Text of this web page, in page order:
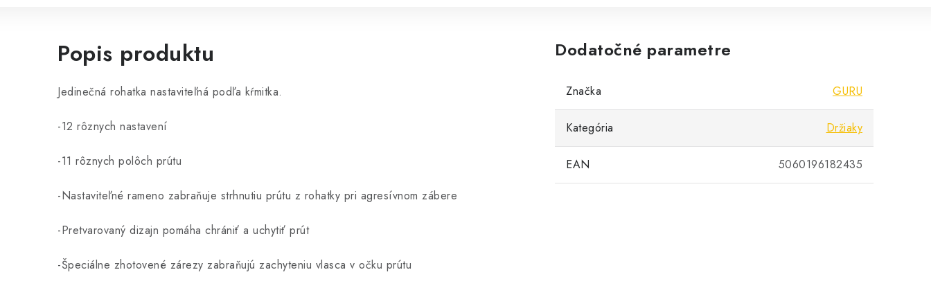
Popis produktu
Jedinečná rohatka nastaviteľná podľa kŕmitka.
-12 rôznych nastavení
-11 rôznych polôch prútu
-Nastaviteľné rameno zabraňuje strhnutiu prútu z rohatky pri agresívnom zábere
-Pretvarovaný dizajn pomáha chrániť a uchytiť prút
-Špeciálne zhotovené zárezy zabraňujú zachyteniu vlasca v očku prútu
Dodatočné parametre
Značka GURU
Kategória Držiaky
EAN 5060196182435